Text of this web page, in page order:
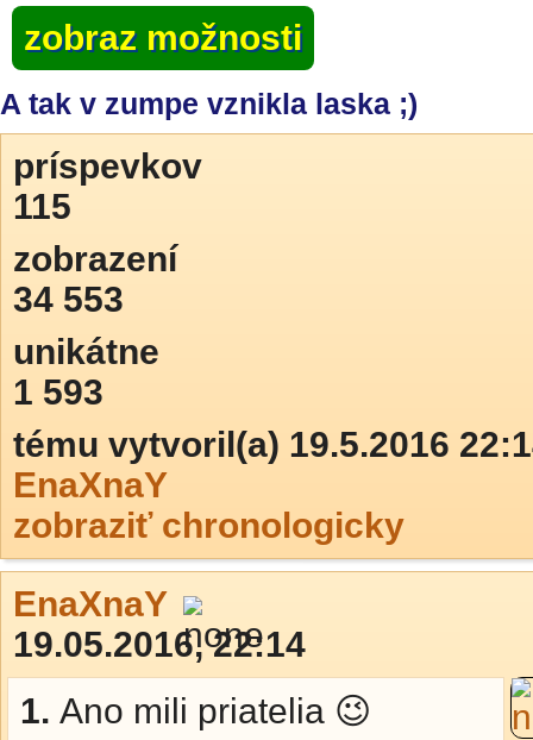
zobraz možnosti
A tak v zumpe vznikla laska ;)
príspevkov
115
zobrazení
34 553
unikátne
1 593
tému vytvoril(a) 19.5.2016
EnaXnaY
zobraziť chronologicky
EnaXnaY
19.05.2016, 22:14
1. Ano mili priatelia 😉